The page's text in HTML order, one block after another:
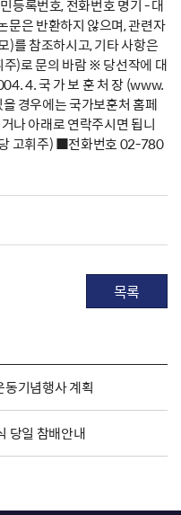
등록번호, 전화번호 명기 - 대
문은 반환하지 않으며, 관련자
)를 참조하시고, 기타 사항은
)로 문의 바람 ※ 당선작에 대
4. 국 가 보 훈 처 장 (www.
경우에는 국가보훈처 홈페
나 아래로 연락주시면 됩니
고휘주) ■전화번호 02-780
목록
기념행사 계획
당일 참배안내